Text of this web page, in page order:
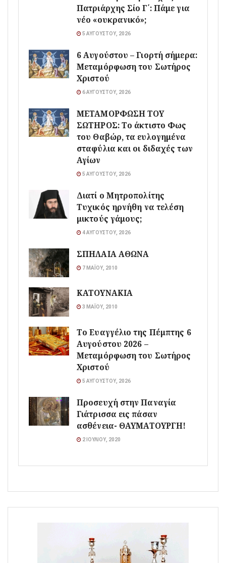
Πατριάρχης Σίο Γ΄: Πάμε για
νέο «ουκρανικό»;
5 ΑΥΓΟΎΣΤΟΥ, 2026
6 Αυγούστου – Γιορτή σήμερα:
Μεταμόρφωση του Σωτήρος
Χριστού
6 ΑΥΓΟΎΣΤΟΥ, 2026
ΜΕΤΑΜΟΡΦΩΣΗ ΤΟΥ
ΣΩΤΗΡΟΣ: Το άκτιστο Φως
του Θαβώρ, τα ευλογημένα
σταφύλια και οι διδαχές των
Αγίων
5 ΑΥΓΟΎΣΤΟΥ, 2026
Διατί ο Μητροπολίτης
Τυχικός ηρνήθη να τελέση
μικτούς γάμους;
4 ΑΥΓΟΎΣΤΟΥ, 2026
ΣΠΗΛΑΙΑ ΑΘΩΝΑ
7 ΜΑΪ́ΟΥ, 2010
ΚΑΤΟΥΝΑΚΙΑ
3 ΜΑΪ́ΟΥ, 2010
Το Ευαγγέλιο της Πέμπτης 6
Αυγούστου 2026 –
Μεταμόρφωση του Σωτήρος
Χριστού
5 ΑΥΓΟΎΣΤΟΥ, 2026
Προσευχή στην Παναγία
Γιάτρισσα εις πάσαν
ασθένεια- ΘΑΥΜΑΤΟΥΡΓΗ!
2 ΙΟΥΛΊΟΥ, 2020